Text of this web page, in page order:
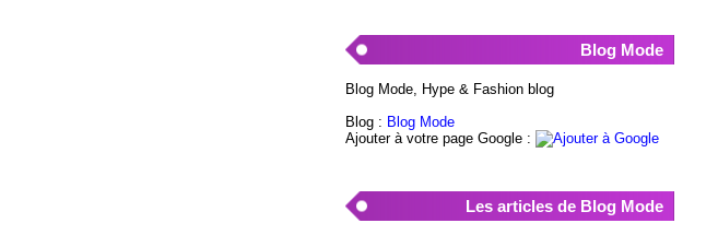
Blog Mode
Blog Mode, Hype & Fashion blog
Blog : Blog Mode
Ajouter à votre page Google :
Les articles de Blog Mode